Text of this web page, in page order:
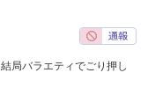
局バラエティでごり押し